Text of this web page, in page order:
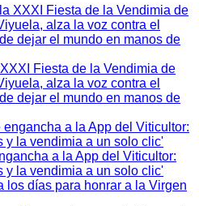
Fiesta de la Vendimia de
alza la voz contra el
dejar el mundo en manos de
a la App del Viticultor:
y la vendimia a un solo clic'